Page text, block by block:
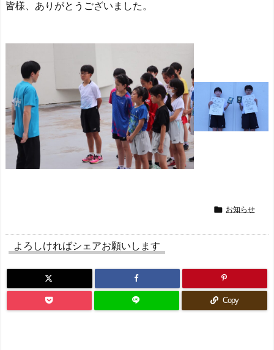
皆様、ありがとうございました。
 お知らせ
よろしければシェアお願いします
Copy